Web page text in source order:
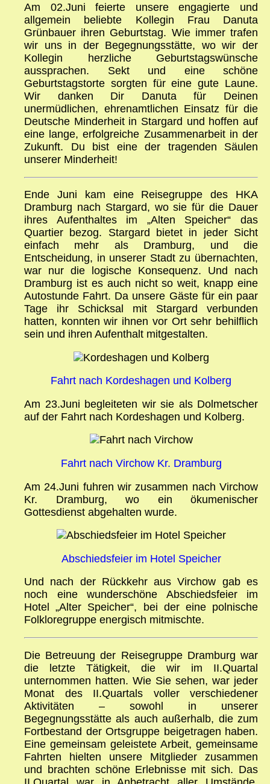
Am 02.Juni feierte unsere engagierte und
allgemein beliebte Kollegin Frau Danuta
Grünbauer ihren Geburtstag. Wie immer trafen
wir uns in der Begegnungsstätte, wo wir der
Kollegin herzliche Geburtstagswünsche
aussprachen. Sekt und eine schöne
Geburtstagstorte sorgten für eine gute Laune.
Wir danken Dir Danuta für Deinen
unermüdlichen, ehrenamtlichen Einsatz für die
Deutsche Minderheit in Stargard und hoffen auf
eine lange, erfolgreiche Zusammenarbeit in der
Zukunft. Du bist eine der tragenden Säulen
unserer Minderheit!
Ende Juni kam eine Reisegruppe des HKA
Dramburg nach Stargard, wo sie für die Dauer
ihres Aufenthaltes im „Alten Speicher“ das
Quartier bezog. Stargard bietet in jeder Sicht
einfach mehr als Dramburg, und die
Entscheidung, in unserer Stadt zu übernachten,
war nur die logische Konsequenz. Und nach
Dramburg ist es auch nicht so weit, knapp eine
Autostunde Fahrt. Da unsere Gäste für ein paar
Tage ihr Schicksal mit Stargard verbunden
hatten, konnten wir ihnen vor Ort sehr behilflich
sein und ihren Aufenthalt mitgestalten.
Fahrt nach Kordeshagen und Kolberg
Am 23.Juni begleiteten wir sie als Dolmetscher
auf der Fahrt nach Kordeshagen und Kolberg.
Fahrt nach Virchow Kr. Dramburg
Am 24.Juni fuhren wir zusammen nach Virchow
Kr. Dramburg, wo ein ökumenischer
Gottesdienst abgehalten wurde.
Abschiedsfeier im Hotel Speicher
Und nach der Rückkehr aus Virchow gab es
noch eine wunderschöne Abschiedsfeier im
Hotel „Alter Speicher“, bei der eine polnische
Folkloregruppe energisch mitmischte.
Die Betreuung der Reisegruppe Dramburg war
die letzte Tätigkeit, die wir im II.Quartal
unternommen hatten. Wie Sie sehen, war jeder
Monat des II.Quartals voller verschiedener
Aktivitäten – sowohl in unserer
Begegnungsstätte als auch außerhalb, die zum
Fortbestand der Ortsgruppe beigetragen haben.
Eine gemeinsam geleistete Arbeit, gemeinsame
Fahrten hielten unsere Mitglieder zusammen
und brachten schöne Erlebnisse mit sich. Das